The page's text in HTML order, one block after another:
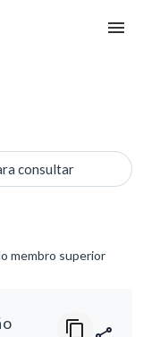
consultar
membro superior